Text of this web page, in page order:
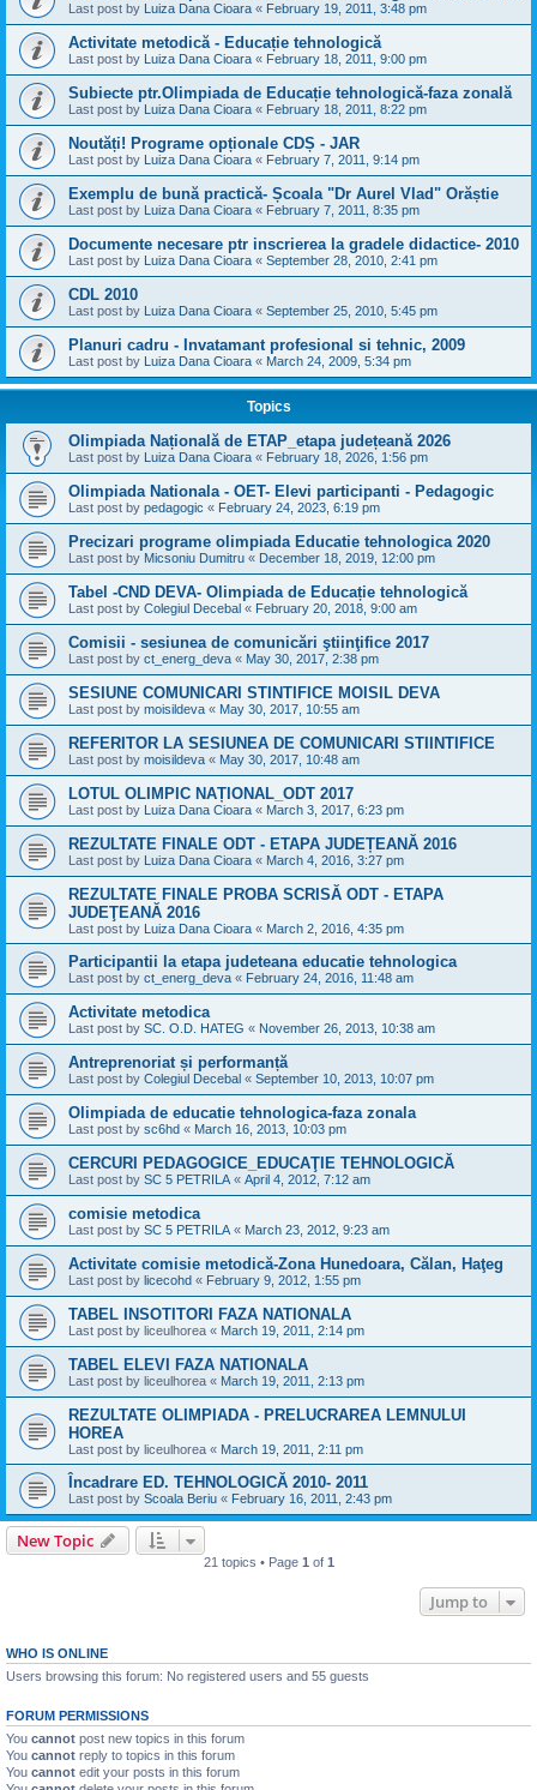
Last post by Luiza Dana Cioara « February 19, 2011, 3:48 pm
Activitate metodică - Educație tehnologică
Last post by Luiza Dana Cioara « February 18, 2011, 9:00 pm
Subiecte ptr.Olimpiada de Educație tehnologică-faza zonală
Last post by Luiza Dana Cioara « February 18, 2011, 8:22 pm
Noutăți! Programe opționale CDȘ - JAR
Last post by Luiza Dana Cioara « February 7, 2011, 9:14 pm
Exemplu de bună practică- Școala "Dr Aurel Vlad" Orăștie
Last post by Luiza Dana Cioara « February 7, 2011, 8:35 pm
Documente necesare ptr inscrierea la gradele didactice- 2010
Last post by Luiza Dana Cioara « September 28, 2010, 2:41 pm
CDL 2010
Last post by Luiza Dana Cioara « September 25, 2010, 5:45 pm
Planuri cadru - Invatamant profesional si tehnic, 2009
Last post by Luiza Dana Cioara « March 24, 2009, 5:34 pm
Topics
Olimpiada Națională de ETAP_etapa județeană 2026
Last post by Luiza Dana Cioara « February 18, 2026, 1:56 pm
Olimpiada Nationala - OET- Elevi participanti - Pedagogic
Last post by pedagogic « February 24, 2023, 6:19 pm
Precizari programe olimpiada Educatie tehnologica 2020
Last post by Micsoniu Dumitru « December 18, 2019, 12:00 pm
Tabel -CND DEVA- Olimpiada de Educație tehnologică
Last post by Colegiul Decebal « February 20, 2018, 9:00 am
Comisii - sesiunea de comunicări ştiinţifice 2017
Last post by ct_energ_deva « May 30, 2017, 2:38 pm
SESIUNE COMUNICARI STINTIFICE MOISIL DEVA
Last post by moisildeva « May 30, 2017, 10:55 am
REFERITOR LA SESIUNEA DE COMUNICARI STIINTIFICE
Last post by moisildeva « May 30, 2017, 10:48 am
LOTUL OLIMPIC NAȚIONAL_ODT 2017
Last post by Luiza Dana Cioara « March 3, 2017, 6:23 pm
REZULTATE FINALE ODT - ETAPA JUDEȚEANĂ 2016
Last post by Luiza Dana Cioara « March 4, 2016, 3:27 pm
REZULTATE FINALE PROBA SCRISĂ ODT - ETAPA
JUDEŢEANĂ 2016
Last post by Luiza Dana Cioara « March 2, 2016, 4:35 pm
Participantii la etapa judeteana educatie tehnologica
Last post by ct_energ_deva « February 24, 2016, 11:48 am
Activitate metodica
Last post by SC. O.D. HATEG « November 26, 2013, 10:38 am
Antreprenoriat și performanță
Last post by Colegiul Decebal « September 10, 2013, 10:07 pm
Olimpiada de educatie tehnologica-faza zonala
Last post by sc6hd « March 16, 2013, 10:03 pm
CERCURI PEDAGOGICE_EDUCAŢIE TEHNOLOGICĂ
Last post by SC 5 PETRILA « April 4, 2012, 7:12 am
comisie metodica
Last post by SC 5 PETRILA « March 23, 2012, 9:23 am
Activitate comisie metodică-Zona Hunedoara, Călan, Haţeg
Last post by licecohd « February 9, 2012, 1:55 pm
TABEL INSOTITORI FAZA NATIONALA
Last post by liceulhorea « March 19, 2011, 2:14 pm
TABEL ELEVI FAZA NATIONALA
Last post by liceulhorea « March 19, 2011, 2:13 pm
REZULTATE OLIMPIADA - PRELUCRAREA LEMNULUI
HOREA
Last post by liceulhorea « March 19, 2011, 2:11 pm
Încadrare ED. TEHNOLOGICĂ 2010- 2011
Last post by Scoala Beriu « February 16, 2011, 2:43 pm
New Topic
21 topics • Page 1 of 1
Jump to
WHO IS ONLINE
Users browsing this forum: No registered users and 55 guests
FORUM PERMISSIONS
You cannot post new topics in this forum
You cannot reply to topics in this forum
You cannot edit your posts in this forum